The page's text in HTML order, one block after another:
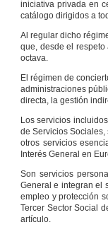
iniciativa privada en
catálogo dirigidos a
Al regular dicho
que, desde el
octava.
El régimen de
administraciones
directa, la gestión
Los servicios
de Servicios
otros servicios
Interés General en
Son servicios
General e integran el
empleo y protección
Tercer Sector Social
artículo.